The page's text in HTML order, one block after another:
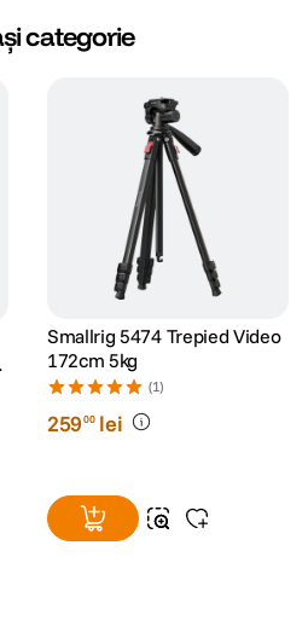
categorie
Smallrig 5474 Trepied Video
172cm 5kg
(1)
25900 lei